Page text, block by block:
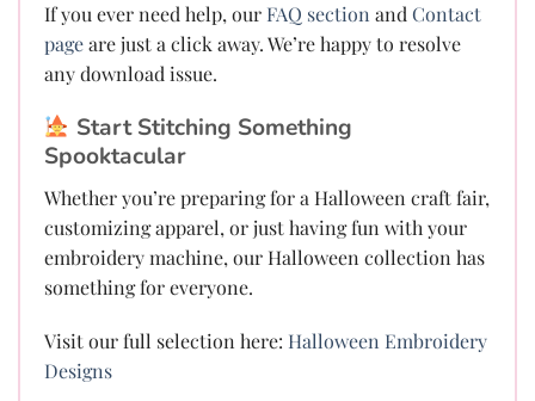
If you ever need help, our FAQ section andContact
pageare just a click away. We’re happy to resolve
any download issue.
Start Stitching Something
Spooktacular
Whether you’re preparing for a Halloween craft fair,
customizing apparel, or just having fun with your
embroidery machine, our Halloween collection has
something for everyone.
Visit our full selection here: Halloween Embroidery
Designs